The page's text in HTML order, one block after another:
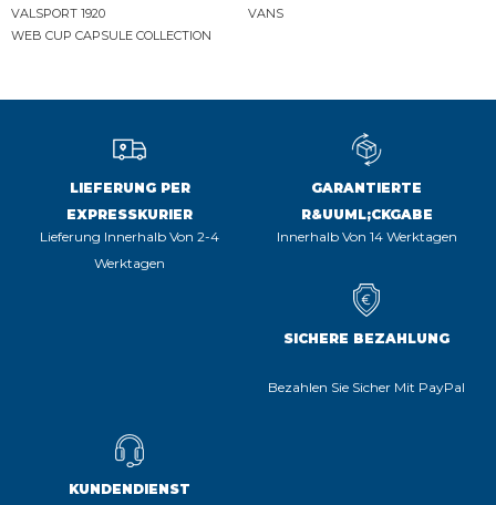
VALSPORT 1920
VANS
WEB CUP CAPSULE COLLECTION
LIEFERUNG PER
EXPRESSKURIER
Lieferung Innerhalb Von 2-4
Werktagen
GARANTIERTE
R&UUML;CKGABE
Innerhalb Von 14 Werktagen
SICHERE BEZAHLUNG
Bezahlen Sie Sicher Mit PayPal
KUNDENDIENST